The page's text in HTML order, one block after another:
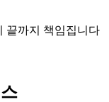
끝까지 책임집니다